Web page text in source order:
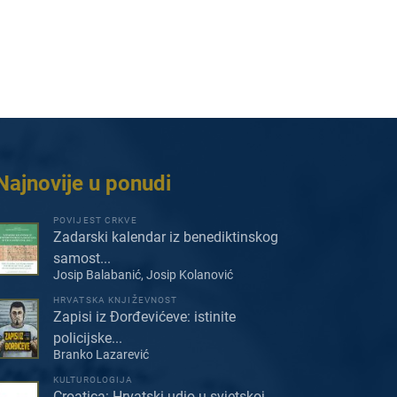
u ponudi
POVIJEST CRKVE
Zadarski kalendar iz benediktinskog
samost...
Josip Balabanić, Josip Kolanović
HRVATSKA KNJIŽEVNOST
Zapisi iz Đorđevićeve: istinite
policijske...
Branko Lazarević
KULTUROLOGIJA